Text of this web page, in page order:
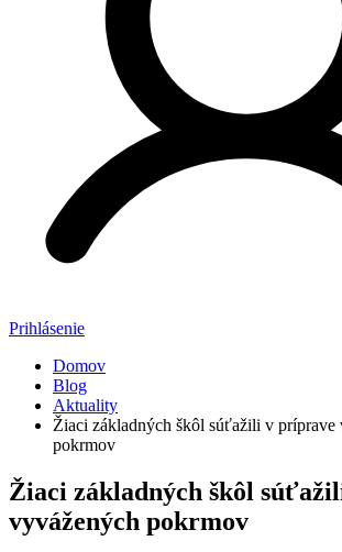
Prihlásenie
Domov
Blog
Aktuality
Žiaci základných škôl súťažili v príprave
pokrmov
Žiaci základných škôl
vyvážených pokrmov